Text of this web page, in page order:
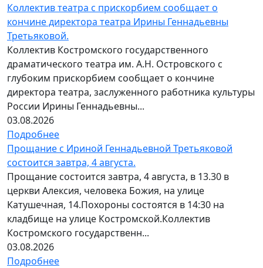
Коллектив театра с прискорбием сообщает о
кончине директора театра Ирины Геннадьевны
Третьяковой.
Коллектив Костромского государственного
драматического театра им. А.Н. Островского с
глубоким прискорбием сообщает о кончине
директора театра, заслуженного работника культуры
России Ирины Геннадьевны...
03.08.2026
Подробнее
Прощание с Ириной Геннадьевной Третьяковой
состоится завтра, 4 августа.
Прощание состоится завтра, 4 августа, в 13.30 в
церкви Алексия, человека Божия, на улице
Катушечная, 14.Похороны состоятся в 14:30 на
кладбище на улице Костромской.Коллектив
Костромского государственн...
03.08.2026
Подробнее